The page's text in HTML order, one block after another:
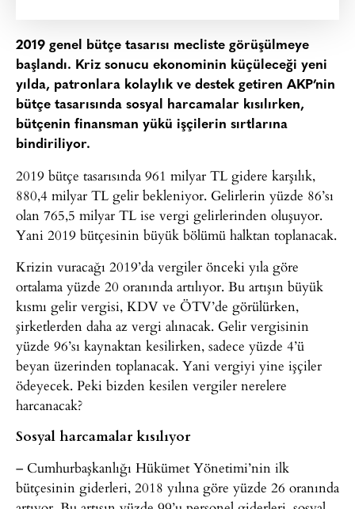
2019 genel bütçe tasarısı mecliste görüşülmeye
başlandı. Kriz sonucu ekonominin küçüleceği yeni
yılda, patronlara kolaylık ve destek getiren AKP’nin
bütçe tasarısında sosyal harcamalar kısılırken,
bütçenin finansman yükü işçilerin sırtlarına
bindiriliyor.
2019 bütçe tasarısında 961 milyar TL gidere karşılık,
880,4 milyar TL gelir bekleniyor. Gelirlerin yüzde 86’sı
olan 765,5 milyar TL ise vergi gelirlerinden oluşuyor.
Yani 2019 bütçesinin büyük bölümü halktan toplanacak.
Krizin vuracağı 2019’da vergiler önceki yıla göre
ortalama yüzde 20 oranında artılıyor. Bu artışın büyük
kısmı gelir vergisi, KDV ve ÖTV’de görülürken,
şirketlerden daha az vergi alınacak. Gelir vergisinin
yüzde 96’sı kaynaktan kesilirken, sadece yüzde 4’ü
beyan üzerinden toplanacak. Yani vergiyi yine işçiler
ödeyecek. Peki bizden kesilen vergiler nerelere
harcanacak?
Sosyal harcamalar kısılıyor
– Cumhurbaşkanlığı Hükümet Yönetimi’nin ilk
bütçesinin giderleri, 2018 yılına göre yüzde 26 oranında